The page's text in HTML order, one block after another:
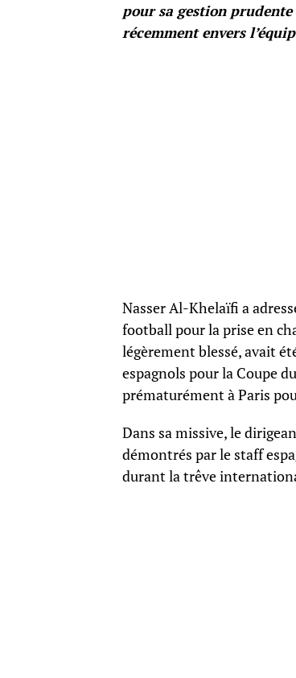
pour sa gestion
récemment envers
Nasser Al-Khelaïfi a
football pour la prise en
légèrement blessé, avait
espagnols pour la Coupe
prématurément à Paris
Dans sa missive, le
démontrés par le staff
durant la trêve